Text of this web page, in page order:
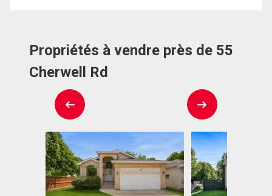
Propriétés à vendre près de 55
Cherwell Rd